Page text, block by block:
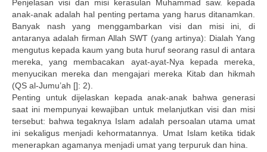
Penjelasan visi dan misi kerasulan Muhammad saw. kepada
anak-anak adalah hal penting pertama yang harus ditanamkan.
Banyak nash yang menggambarkan visi dan misi ini, di
antaranya adalah firman Allah SWT (yang artinya): Dialah Yang
mengutus kepada kaum yang buta huruf seorang rasul di antara
mereka, yang membacakan ayat-ayat-Nya kepada mereka,
menyucikan mereka dan mengajari mereka Kitab dan hikmah
(QS al-Jumu’ah []: 2).
Penting untuk dijelaskan kepada anak-anak bahwa generasi
saat ini mempunyai kewajiban untuk melanjutkan visi dan misi
tersebut: bahwa tegaknya Islam adalah persoalan utama umat
ini sekaligus menjadi kehormatannya. Umat Islam ketika tidak
menerapkan agamanya menjadi umat yang terpuruk dan hina.